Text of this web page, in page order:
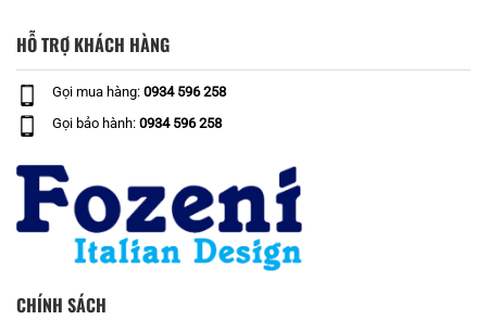
HỖ TRỢ KHÁCH HÀNG
Gọi mua hàng: 0934 596 258
Gọi bảo hành: 0934 596 258
CHÍNH SÁCH